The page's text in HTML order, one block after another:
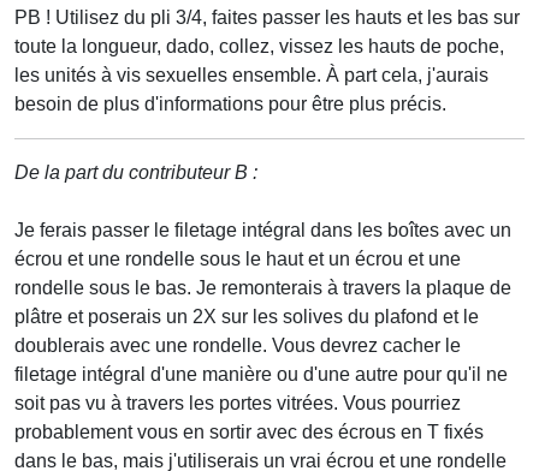
PB ! Utilisez du pli 3/4, faites passer les hauts et les bas sur
toute la longueur, dado, collez, vissez les hauts de poche,
les unités à vis sexuelles ensemble. À part cela, j'aurais
besoin de plus d'informations pour être plus précis.
De la part du contributeur B :
Je ferais passer le filetage intégral dans les boîtes avec un
écrou et une rondelle sous le haut et un écrou et une
rondelle sous le bas. Je remonterais à travers la plaque de
plâtre et poserais un 2X sur les solives du plafond et le
doublerais avec une rondelle. Vous devrez cacher le
filetage intégral d'une manière ou d'une autre pour qu'il ne
soit pas vu à travers les portes vitrées. Vous pourriez
probablement vous en sortir avec des écrous en T fixés
dans le bas, mais j'utiliserais un vrai écrou et une rondelle